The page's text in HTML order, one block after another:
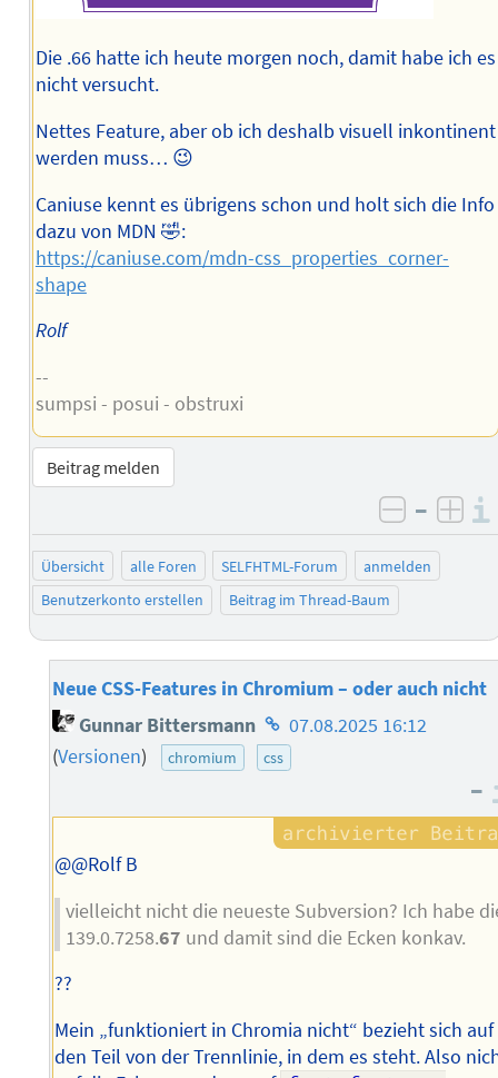
Die .66 hatte ich heute morgen noch, damit habe ich es
nicht versucht.
Nettes Feature, aber ob ich deshalb visuell inkontinent
werden muss… 😉
Caniuse kennt es übrigens schon und holt sich die Info
dazu von MDN 🤣:
https://caniuse.com/mdn-css_properties_corner-
shape
Rolf
--
sumpsi - posui - obstruxi
Beitrag melden
negativ
–
Übersicht alle Foren SELFHTML-Forum
anmelden
Benutzerkonto erstellen
Beitrag im Thread-Baum
Neue CSS-Features in Chromium – oder auch nicht
Gunnar Bittersmann Homepage
des
07.08.2025 16:12
(Versionen) chromium css
–
@@Rolf B
vielleicht nicht die neueste Subversion? Ich habe
139.0.7258.67 und damit sind die Ecken konkav.
??
Mein „funktioniert in Chromia nicht“ bezieht sich auf
den Teil von der Trennlinie, in dem es steht. Also